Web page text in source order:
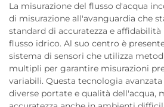
La misurazione del flusso d'acqua
di misurazione all'avanguardia che
standard di accuratezza e
flusso idrico. Al suo centro è
sistema di sensori che utilizza
multipli per garantire misurazioni
variabili. Questa tecnologia
diverse portate e qualità dell'acqua,